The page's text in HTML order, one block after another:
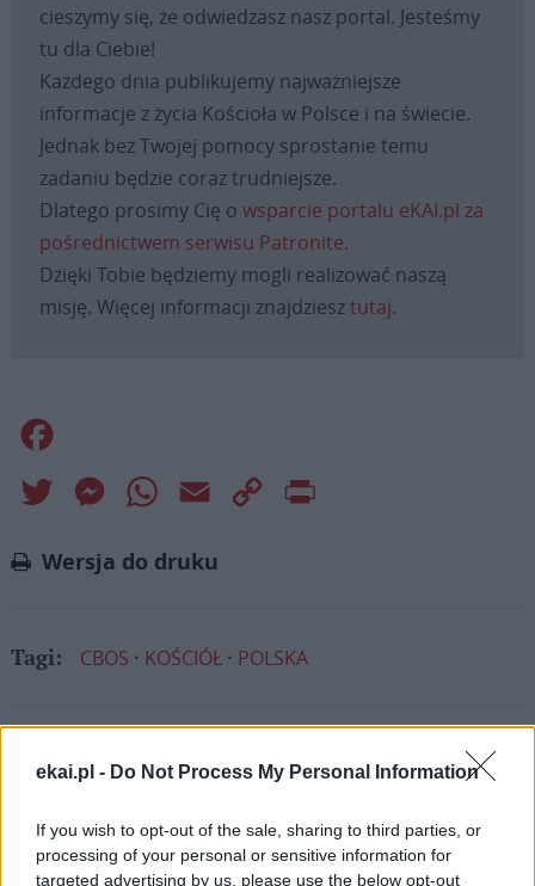
ekai.pl - Do Not Process My Personal Information
If you wish to opt-out of the sale, sharing to third parties, or
processing of your personal or sensitive information for
targeted advertising by us, please use the below opt-out
cieszymy się, że odwiedzasz nasz portal. Jesteśmy
tu dla Ciebie!
Każdego dnia publikujemy najważniejsze
informacje z życia Kościoła w Polsce i na świecie.
Jednak bez Twojej pomocy sprostanie temu
zadaniu będzie coraz trudniejsze.
Dlatego prosimy Cię o wsparcie portalu eKAI.pl za
pośrednictwem serwisu Patronite.
Dzięki Tobie będziemy mogli realizować naszą
misję. Więcej informacji znajdziesztutaj.
Twitter MessengerWhatsApp
Email
Copy
Wersja do druku
Tagi: CBOS KOŚCIÓŁ POLSKA
Najnowsze
08 sierpnia 2026 | 19:04